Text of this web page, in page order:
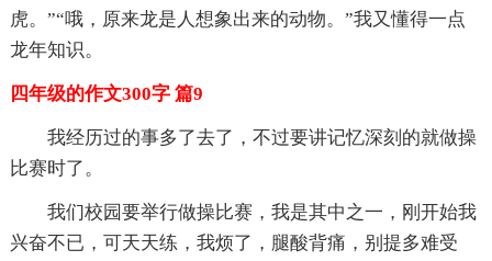
虎。”“哦，原来龙是人想象出来的动物。”我又懂得一点
龙年知识。
四年级的作文300字 篇9
我经历过的事多了去了，不过要讲记忆深刻的就做操
比赛时了。
我们校园要举行做操比赛，我是其中之一，刚开始我
兴奋不已，可天天练，我烦了，腿酸背痛，别提多难受